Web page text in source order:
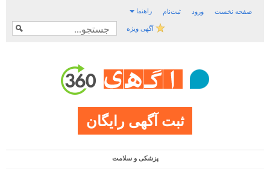
صفحه نخست ورود ثبت‌نام راهنما
آگهی ویژه
ثبت آگهی رایگان
پزشکی و سلامت